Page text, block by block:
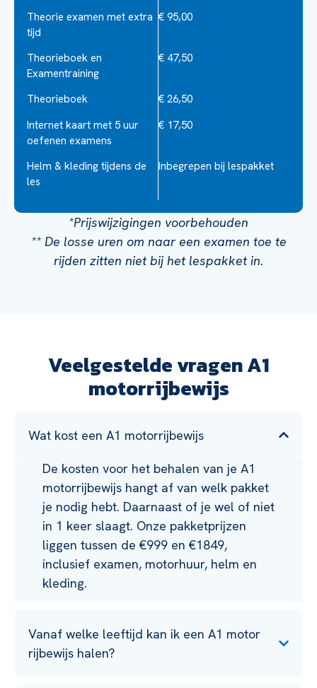
Theorie examen met extra
tijd
€ 95,00
Theorieboek en
Examentraining
€ 47,50
Theorieboek
€ 26,50
Internet kaart met 5 uur
oefenen examens
€ 17,50
Helm & kleding tijdens de
les
Inbegrepen bij lespakket
*Prijswijzigingen voorbehouden
** De losse uren om naar een examen toe te
rijden zitten niet bij het lespakket in.
Veelgestelde vragen A1
motorrijbewijs
Wat kost een A1 motorrijbewijs
De kosten voor het behalen van je A1
motorrijbewijs hangt af van welk pakket
je nodig hebt. Daarnaast of je wel of niet
in 1 keer slaagt. Onze pakketprijzen
liggen tussen de €999 en €1849,
inclusief examen, motorhuur, helm en
kleding.
Vanaf welke leeftijd kan ik een A1 motor
rijbewijs halen?